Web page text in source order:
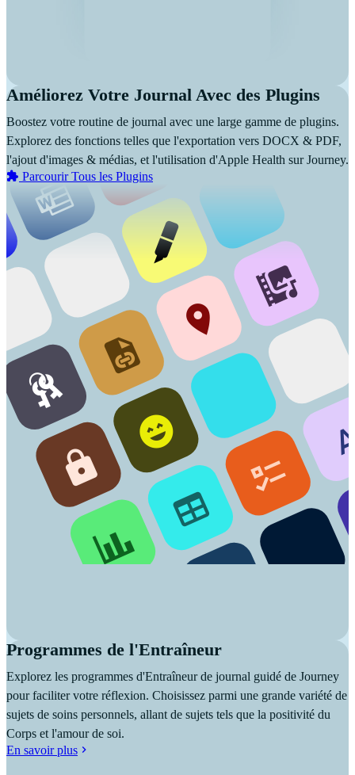
Améliorez Votre Journal Avec des Plugins
Boostez votre routine de journal avec une large gamme de plugins.
Explorez des fonctions telles que l'exportation vers DOCX & PDF,
l'ajout d'images & médias, et l'utilisation d'Apple Health sur Journey.
Parcourir Tous les Plugins
Programmes de l'Entraîneur
Explorez les programmes d'Entraîneur de journal guidé de Journey
pour faciliter votre réflexion. Choisissez parmi une grande variété de
sujets de soins personnels, allant de sujets tels que la positivité du
Corps et l'amour de soi.
En savoir plus